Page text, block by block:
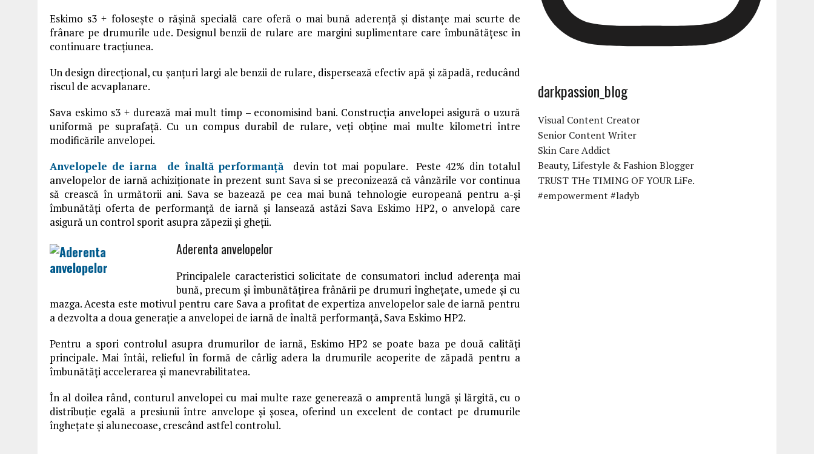
Eskimo s3 + folosește o rășină specială care oferă o mai bună aderență și distanțe mai scurte de
frânare pe drumurile ude. Designul benzii de rulare are margini suplimentare care îmbunătățesc în
continuare tracțiunea.
Un design direcțional, cu șanțuri largi ale benzii de rulare, dispersează efectiv apă și zăpadă, reducând
riscul de acvaplanare.
Sava eskimo s3 + durează mai mult timp – economisind bani. Construcția anvelopei asigură o uzură
uniformă pe suprafață. Cu un compus durabil de rulare, veți obține mai multe kilometri între
modificările anvelopei.
Anvelopele de iarna de înaltă performanță
devin tot mai populare. Peste 42% din totalul
anvelopelor de iarnă achiziționate în prezent sunt Sava si se preconizează că vânzările vor continua
să crească în următorii ani. Sava se bazează pe cea mai bună tehnologie europeană pentru a-și
îmbunătăți oferta de performanță de iarnă și lansează astăzi Sava Eskimo HP2, o anvelopă care
asigură un control sporit asupra zăpezii și gheții.
Aderenta anvelopelor
Principalele caracteristici solicitate de consumatori includ aderența mai
bună, precum și îmbunătățirea frânării pe drumuri înghețate, umede și cu
mazga. Acesta este motivul pentru care Sava a profitat de expertiza anvelopelor sale de iarnă pentru
a dezvolta a doua generație a anvelopei de iarnă de înaltă performanță, Sava Eskimo HP2.
Pentru a spori controlul asupra drumurilor de iarnă, Eskimo HP2 se poate baza pe două calități
principale. Mai întâi, relieful în formă de cârlig adera la drumurile acoperite de zăpadă pentru a
îmbunătăți accelerarea și manevrabilitatea.
În al doilea rând, conturul anvelopei cu mai multe raze generează o amprentă lungă și lărgită, cu o
distribuție egală a presiunii între anvelope și șosea, oferind un excelent de contact pe drumurile
înghețate și alunecoase, crescând astfel controlul.
darkpassion_blog
Visual Content Creator
Senior Content Writer
Skin Care Addict
Beauty, Lifestyle & Fashion Blogger
TRUST THe TIMING OF YOUR LiFe.
#empowerment #ladyb